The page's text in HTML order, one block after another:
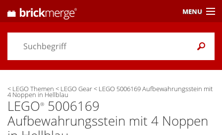
< LEGO Themen < LEGO Gear< LEGO 5006169 Aufbewahrungsstein mit
4 Noppen in Hellblau
LEGO® 5006169
Aufbewahrungsstein mit 4 Noppen
MENU
Preisvergleich
Themen/ Händler
Alarme& Wunschlisten